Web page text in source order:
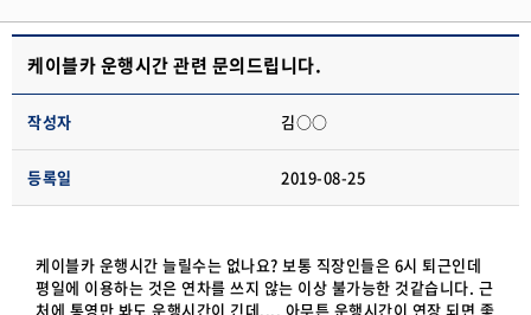
케이블카 운행시간 관련 문의드립니다.
작성자 김○○
등록일 2019-08-25
케이블카 운행시간 늘릴수는 없나요? 보통 직장인들은 6시 퇴근인데
평일에 이용하는 것은 연차를 쓰지 않는 이상 불가능한 것같습니다. 근
처에 통영만 봐도 운행시간이 긴데.... 아무튼 운행시간이 연장 되면 좋